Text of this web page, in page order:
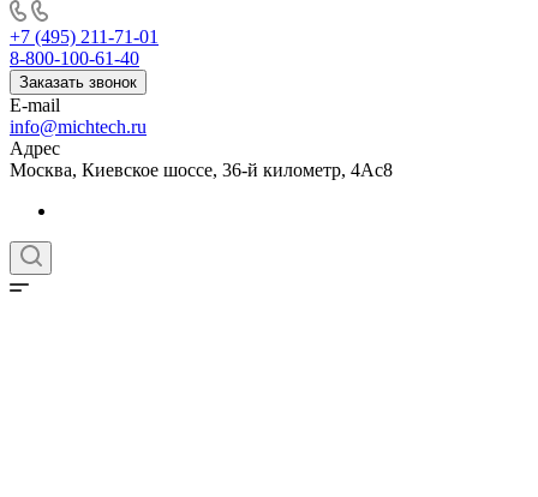
+7 (495) 211-71-01
8-800-100-61-40
Заказать звонок
E-mail
info@michtech.ru
Адрес
Москва, Киевское шоссе, 36-й километр, 4Ас8